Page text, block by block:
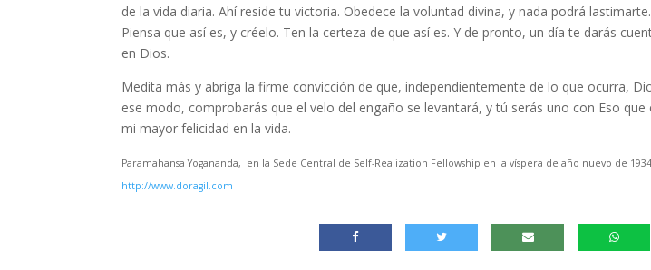
de la vida diaria. Ahí reside tu victoria. Obedece la voluntad divina, y nada podrá
Piensa que así es, y créelo. Ten la certeza de que así es. Y de pronto, un día te darás
en Dios.
Medita más y abriga la firme convicción de que, independientemente de lo que ocurra,
ese modo, comprobarás que el velo del engaño se levantará, y tú serás uno con Eso
mi mayor felicidad en la vida.
Paramahansa Yogananda, en la Sede Central de Self-Realization Fellowship en la víspera de año nuevo de
http://www.doragil.com